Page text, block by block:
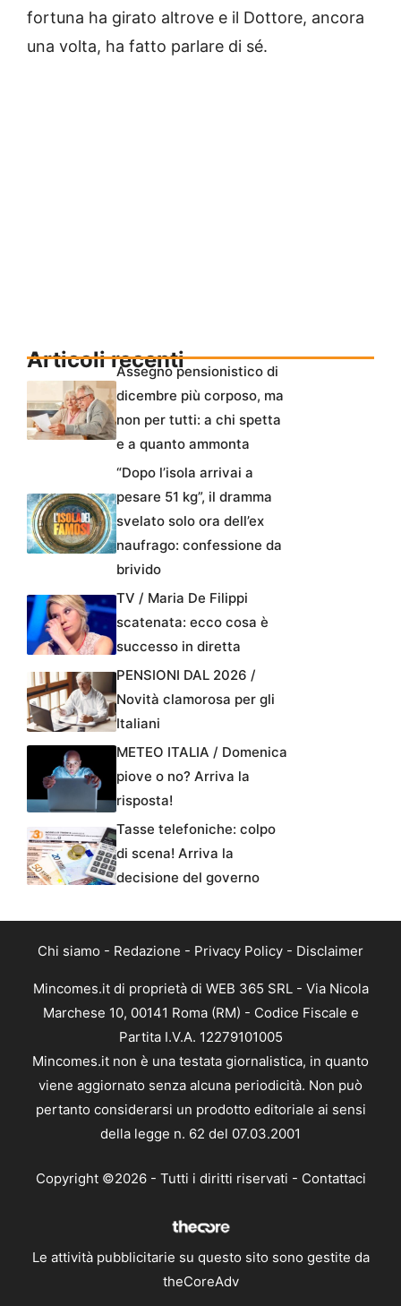
fortuna ha girato altrove e il Dottore, ancora
una volta, ha fatto parlare di sé.
Articoli recentiAssegno pensionistico di
dicembre più corposo, ma
non per tutti: a chi spetta
e a quanto ammonta
“Dopo l’isola arrivai a
pesare 51 kg”, il dramma
svelato solo ora dell’ex
naufrago: confessione da
brivido
TV / Maria De Filippi
scatenata: ecco cosa è
successo in diretta
PENSIONI DAL 2026 /
Novità clamorosa per gli
Italiani
METEO ITALIA / Domenica
piove o no? Arriva la
risposta!
Tasse telefoniche: colpo
di scena! Arriva la
decisione del governo
Chi siamo - Redazione - Privacy Policy - Disclaimer
Mincomes.it di proprietà di WEB 365 SRL - Via Nicola
Marchese 10, 00141 Roma (RM) - Codice Fiscale e
Partita I.V.A. 12279101005
Mincomes.it non è una testata giornalistica, in quanto
viene aggiornato senza alcuna periodicità. Non può
pertanto considerarsi un prodotto editoriale ai sensi
della legge n. 62 del 07.03.2001
Copyright ©2026 - Tutti i diritti riservati - Contattaci
Le attività pubblicitarie su questo sito sono gestite da
theCoreAdv